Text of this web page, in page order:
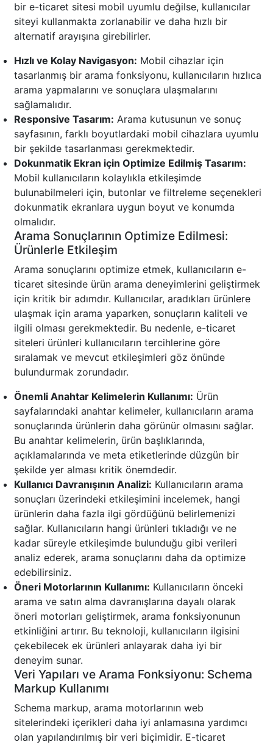
bir e-ticaret sitesi mobil uyumlu değilse, kullanıcılar
siteyi kullanmakta zorlanabilir ve daha hızlı bir
alternatif arayışına girebilirler.
Hızlı ve Kolay Navigasyon: Mobil cihazlar için
tasarlanmış bir arama fonksiyonu, kullanıcıların hızlıca
arama yapmalarını ve sonuçlara ulaşmalarını
sağlamalıdır.
Responsive Tasarım: Arama kutusunun ve sonuç
sayfasının, farklı boyutlardaki mobil cihazlara uyumlu
bir şekilde tasarlanması gerekmektedir.
Dokunmatik Ekran için Optimize Edilmiş Tasarım:
Mobil kullanıcıların kolaylıkla etkileşimde
bulunabilmeleri için, butonlar ve filtreleme seçenekleri
dokunmatik ekranlara uygun boyut ve konumda
olmalıdır.
Arama Sonuçlarının Optimize Edilmesi:
Ürünlerle Etkileşim
Arama sonuçlarını optimize etmek, kullanıcıların e-
ticaret sitesinde ürün arama deneyimlerini geliştirmek
için kritik bir adımdır. Kullanıcılar, aradıkları ürünlere
ulaşmak için arama yaparken, sonuçların kaliteli ve
ilgili olması gerekmektedir. Bu nedenle, e-ticaret
siteleri ürünleri kullanıcıların tercihlerine göre
sıralamak ve mevcut etkileşimleri göz önünde
bulundurmak zorundadır.
Önemli Anahtar Kelimelerin Kullanımı: Ürün
sayfalarındaki anahtar kelimeler, kullanıcıların arama
sonuçlarında ürünlerin daha görünür olmasını sağlar.
Bu anahtar kelimelerin, ürün başlıklarında,
açıklamalarında ve meta etiketlerinde düzgün bir
şekilde yer alması kritik önemdedir.
Kullanıcı Davranışının Analizi: Kullanıcıların arama
sonuçları üzerindeki etkileşimini incelemek, hangi
ürünlerin daha fazla ilgi gördüğünü belirlemenizi
sağlar. Kullanıcıların hangi ürünleri tıkladığı ve ne
kadar süreyle etkileşimde bulunduğu gibi verileri
analiz ederek, arama sonuçlarını daha da optimize
edebilirsiniz.
Öneri Motorlarının Kullanımı: Kullanıcıların önceki
arama ve satın alma davranışlarına dayalı olarak
öneri motorları geliştirmek, arama fonksiyonunun
etkinliğini artırır. Bu teknoloji, kullanıcıların ilgisini
çekebilecek ek ürünleri anlayarak daha iyi bir
deneyim sunar.
Veri Yapıları ve Arama Fonksiyonu: Schema
Markup Kullanımı
Schema markup, arama motorlarının web
sitelerindeki içerikleri daha iyi anlamasına yardımcı
olan yapılandırılmış bir veri biçimidir. E-ticaret